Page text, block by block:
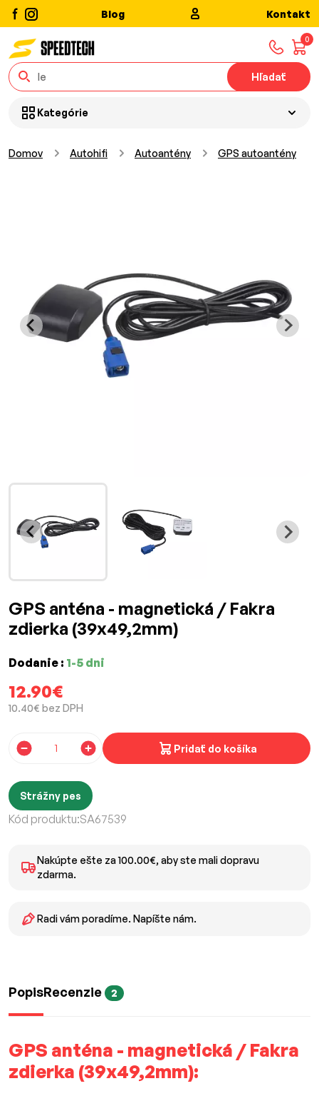
Blog Kontakt
0
Hľadať
Kategórie
Domov Autohifi Autoantény GPS autoantény
GPS anténa - magnetická / Fakra
zdierka (39x49,2mm)
Dodanie : 1-5 dni
12.90€
10.40€ bez DPH
Pridať do košíka
Strážny pes
Kód produktu:SA67539
Nakúpte ešte za 100.00€, aby ste mali dopravu
zdarma.
Radi vám poradíme. Napíšte nám.
PopisRecenzie 2
GPS anténa - magnetická / Fakra
zdierka (39x49,2mm):